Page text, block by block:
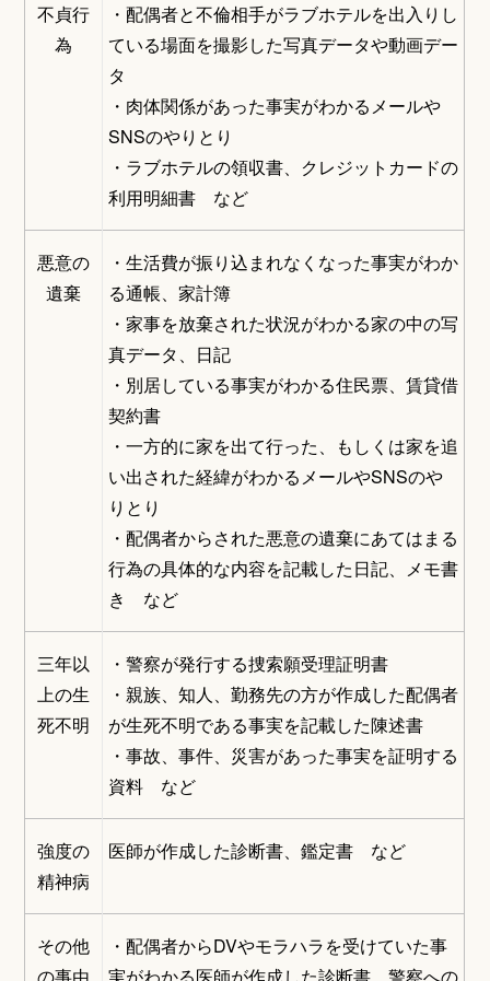
不貞行
為
・配偶者と不倫相手がラブホテルを出入りし
ている場面を撮影した写真データや動画デー
タ
・肉体関係があった事実がわかるメールや
SNSのやりとり
・ラブホテルの領収書、クレジットカードの
利用明細書 など
悪意の
遺棄
・生活費が振り込まれなくなった事実がわか
る通帳、家計簿
・家事を放棄された状況がわかる家の中の写
真データ、日記
・別居している事実がわかる住民票、賃貸借
契約書
・一方的に家を出て行った、もしくは家を追
い出された経緯がわかるメールやSNSのや
りとり
・配偶者からされた悪意の遺棄にあてはまる
行為の具体的な内容を記載した日記、メモ書
き など
三年以
上の生
死不明
・警察が発行する捜索願受理証明書
・親族、知人、勤務先の方が作成した配偶者
が生死不明である事実を記載した陳述書
・事故、事件、災害があった事実を証明する
資料 など
強度の
精神病
医師が作成した診断書、鑑定書 など
その他
・配偶者からDVやモラハラを受けていた事